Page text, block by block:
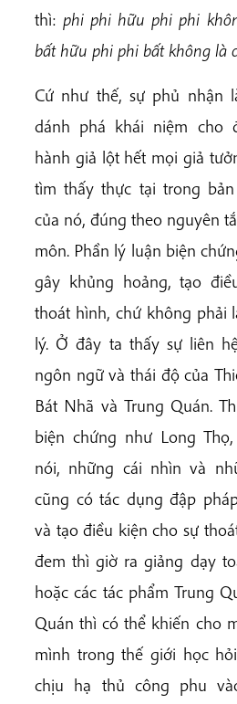
thì:phi phi hữu phi phi
bất hữu phi phi bất không là
Cứ như thế, sự phủ nhận
dánh phá khái niệm cho
hành giả lột hết mọi giả
tìm thấy thực tại trong
của nó, đúng theo nguyên
môn. Phần lý luận biện
gây khủng hoảng, tạo
thoát hình, chứ không phải
lý. Ở đây ta thấy sự liên
ngôn ngữ và thái độ của
Bát Nhã và Trung Quán.
biện chứng như Long
nói, những cái nhìn và
cũng có tác dụng đập
và tạo điều kiện cho sự
đem thì giờ ra giảng dạy
hoặc các tác phẩm Trung
Quán thì có thể khiến cho
mình trong thế giới học
chịu hạ thủ công phu